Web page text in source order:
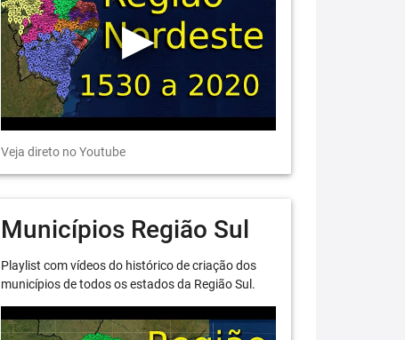
Veja direto no Youtube
Municípios Região Sul
Playlist com vídeos do histórico de criação dos
municípios de todos os estados da Região Sul.